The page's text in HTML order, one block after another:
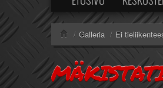
/ Galleria / Ei